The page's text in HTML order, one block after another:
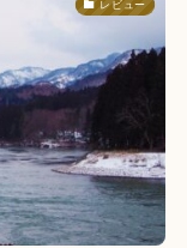
レビュー